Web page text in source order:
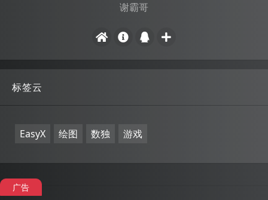
谢霸哥
标签云
EasyX 绘图 数独 游戏
广告